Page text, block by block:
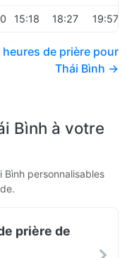
15:18 18:27 19:57
de prière pour
Thái Bình →
Bình à votre
personnalisables
prière de